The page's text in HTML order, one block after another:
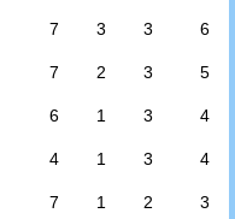
7 3 3 6
7 2 3 5
6 1 3 4
4 1 3 4
7 1 2 3